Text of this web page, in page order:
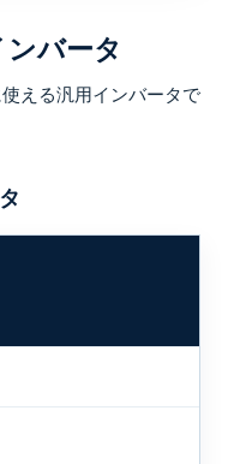
バータ
える汎用インバータで